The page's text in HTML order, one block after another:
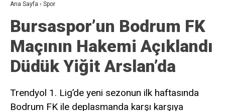
Ana Sayfa › Spor
Bursaspor’un Bodrum FK
Maçının Hakemi Açıklandı
Düdük Yiğit Arslan’da
Trendyol 1. Lig’de yeni sezonun ilk haftasında
Bodrum FK ile deplasmanda karşı karşıya